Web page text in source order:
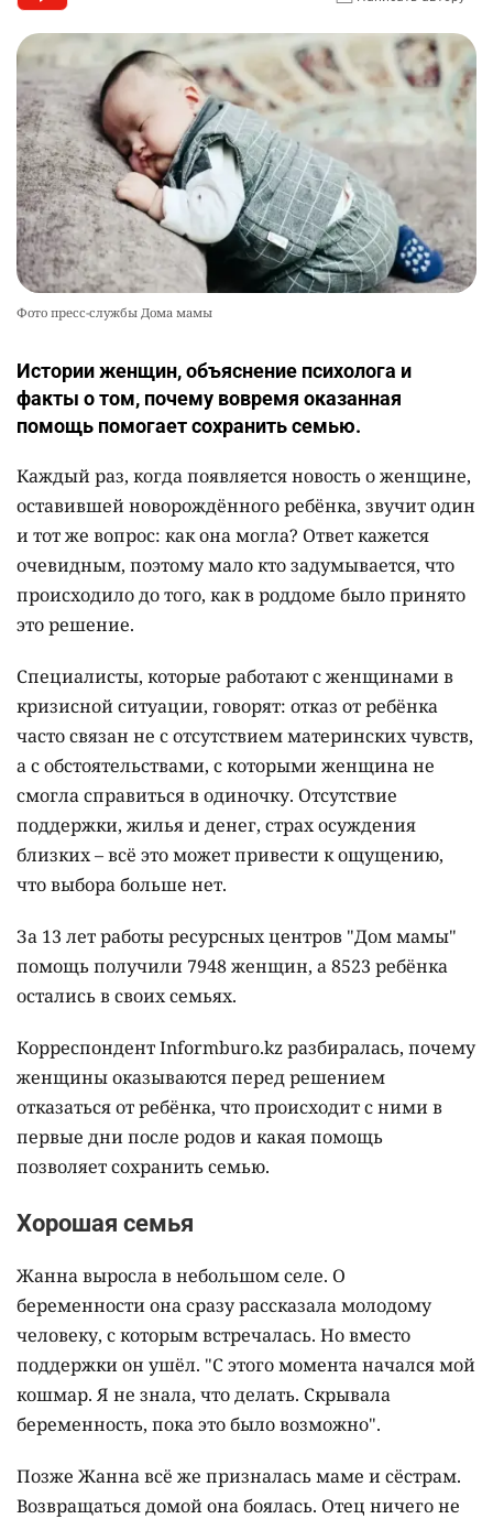
🗣 620 человек освободили из колоний по
амнистии
2392 3 20
Фото пресс-службы Дома мамы
Истории женщин, объяснение психолога и
факты о том, почему вовремя оказанная
помощь помогает сохранить семью.
Каждый раз, когда появляется новость о женщине,
оставившей новорождённого ребёнка, звучит один
и тот же вопрос: как она могла? Ответ кажется
очевидным, поэтому мало кто задумывается, что
происходило до того, как в роддоме было принято
это решение.
Специалисты, которые работают с женщинами в
кризисной ситуации, говорят: отказ от ребёнка
часто связан не с отсутствием материнских чувств,
а с обстоятельствами, с которыми женщина не
смогла справиться в одиночку. Отсутствие
поддержки, жилья и денег, страх осуждения
близких – всё это может привести к ощущению,
что выбора больше нет.
За 13 лет работы ресурсных центров "Дом мамы"
помощь получили 7948 женщин, а 8523 ребёнка
остались в своих семьях.
Корреспондент Informburo.kz разбиралась, почему
женщины оказываются перед решением
отказаться от ребёнка, что происходит с ними в
первые дни после родов и какая помощь
позволяет сохранить семью.
Хорошая семья
Жанна выросла в небольшом селе. О
беременности она сразу рассказала молодому
человеку, с которым встречалась. Но вместо
поддержки он ушёл. "С этого момента начался мой
кошмар. Я не знала, что делать. Скрывала
беременность, пока это было возможно".
Позже Жанна всё же призналась маме и сёстрам.
Возвращаться домой она боялась. Отец ничего не